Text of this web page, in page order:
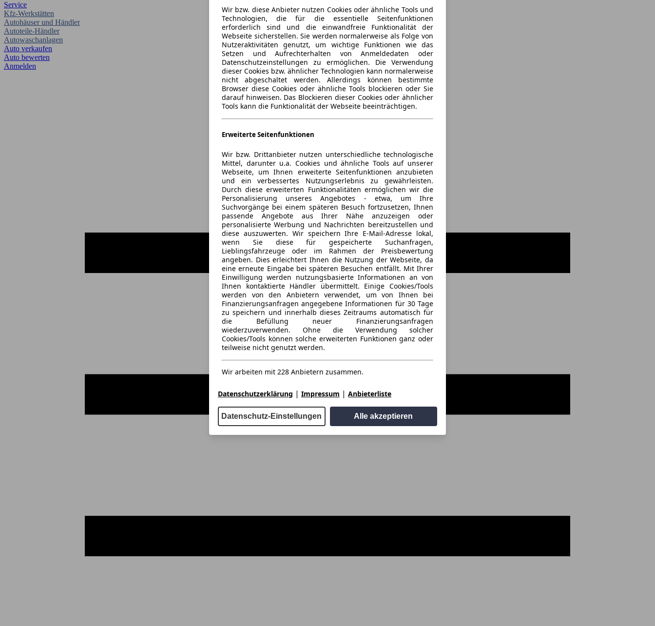
Service
Kfz-Werkstätten
Autohäuser und Händler
Autoteile-Händler
Autowaschanlagen
Auto verkaufen
Auto bewerten
Anmelden
Wir bzw. diese Anbieter nutzen Cookies oder ähnliche Tools und
Technologien, die für die essentielle Seitenfunktionen
erforderlich sind und die einwandfreie Funktionalität der
Webseite sicherstellen. Sie werden normalerweise als Folge von
Nutzeraktivitäten genutzt, um wichtige Funktionen wie das
Setzen und Aufrechterhalten von Anmeldedaten oder
Datenschutzeinstellungen zu ermöglichen. Die Verwendung
dieser Cookies bzw. ähnlicher Technologien kann normalerweise
nicht abgeschaltet werden. Allerdings können bestimmte
Browser diese Cookies oder ähnliche Tools blockieren oder Sie
darauf hinweisen. Das Blockieren dieser Cookies oder ähnlicher
Tools kann die Funktionalität der Webseite beeinträchtigen.
Erweiterte Seitenfunktionen
Wir bzw. Drittanbieter nutzen unterschiedliche technologische
Mittel, darunter u.a. Cookies und ähnliche Tools auf unserer
Webseite, um Ihnen erweiterte Seitenfunktionen anzubieten
und ein verbessertes Nutzungserlebnis zu gewährleisten.
Durch diese erweiterten Funktionalitäten ermöglichen wir die
Personalisierung unseres Angebotes - etwa, um Ihre
Suchvorgänge bei einem späteren Besuch fortzusetzen, Ihnen
passende Angebote aus Ihrer Nähe anzuzeigen oder
personalisierte Werbung und Nachrichten bereitzustellen und
diese auszuwerten. Wir speichern Ihre E-Mail-Adresse lokal,
wenn Sie diese für gespeicherte Suchanfragen,
Lieblingsfahrzeuge oder im Rahmen der Preisbewertung
angeben. Dies erleichtert Ihnen die Nutzung der Webseite, da
eine erneute Eingabe bei späteren Besuchen entfällt. Mit Ihrer
Einwilligung werden nutzungsbasierte Informationen an von
Ihnen kontaktierte Händler übermittelt. Einige Cookies/Tools
werden von den Anbietern verwendet, um von Ihnen bei
Finanzierungsanfragen angegebene Informationen für 30 Tage
zu speichern und innerhalb dieses Zeitraums automatisch für
die Befüllung neuer Finanzierungsanfragen
wiederzuverwenden. Ohne die Verwendung solcher
Cookies/Tools können solche erweiterten Funktionen ganz oder
teilweise nicht genutzt werden.
Wir arbeiten mit 228 Anbietern zusammen.
Datenschutzerklärung | Impressum | Anbieterliste
Datenschutz-Einstellungen Alle akzeptieren